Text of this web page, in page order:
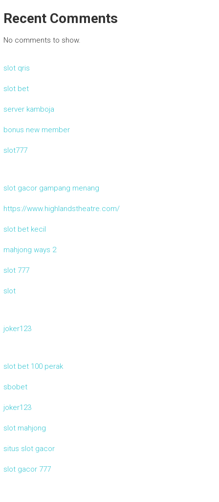
Recent Comments
No comments to show.
slot qris
slot bet
server kamboja
bonus new member
slot777
slot gacor gampang menang
https://www.highlandstheatre.com/
slot bet kecil
mahjong ways 2
slot 777
slot
joker123
slot bet 100 perak
sbobet
joker123
slot mahjong
situs slot gacor
slot gacor 777